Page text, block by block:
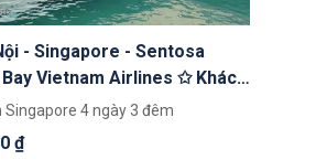
- Singapore - Sentosa
Vietnam Airlines ✩ Khách
Singapore 4 ngày 3 đêm
₫